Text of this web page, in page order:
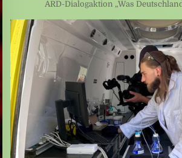
ARD-Dialogaktion „Was